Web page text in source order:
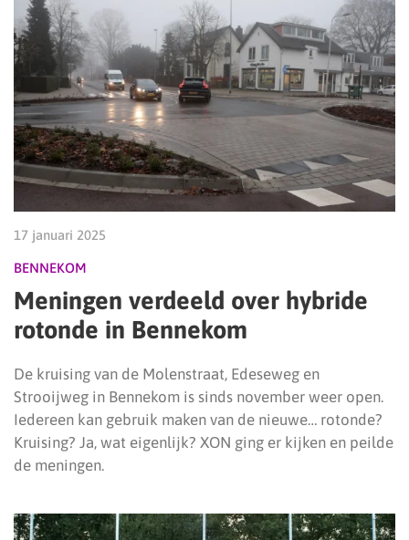
17 januari 2025
BENNEKOM
Meningen verdeeld over hybride
rotonde in Bennekom
De kruising van de Molenstraat, Edeseweg en
Strooijweg in Bennekom is sinds november weer open.
Iedereen kan gebruik maken van de nieuwe… rotonde?
Kruising? Ja, wat eigenlijk? XON ging er kijken en peilde
de meningen.